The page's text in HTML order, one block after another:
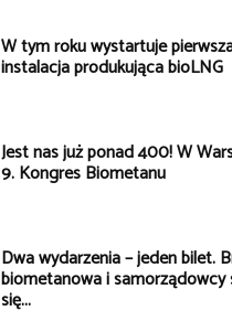
W tym roku wystartuje
instalacja produkująca bioLNG
Jest nas już ponad 400! W
9. Kongres Biometanu
Dwa wydarzenia – jeden bilet.
biometanowa i samorządowcy
się...